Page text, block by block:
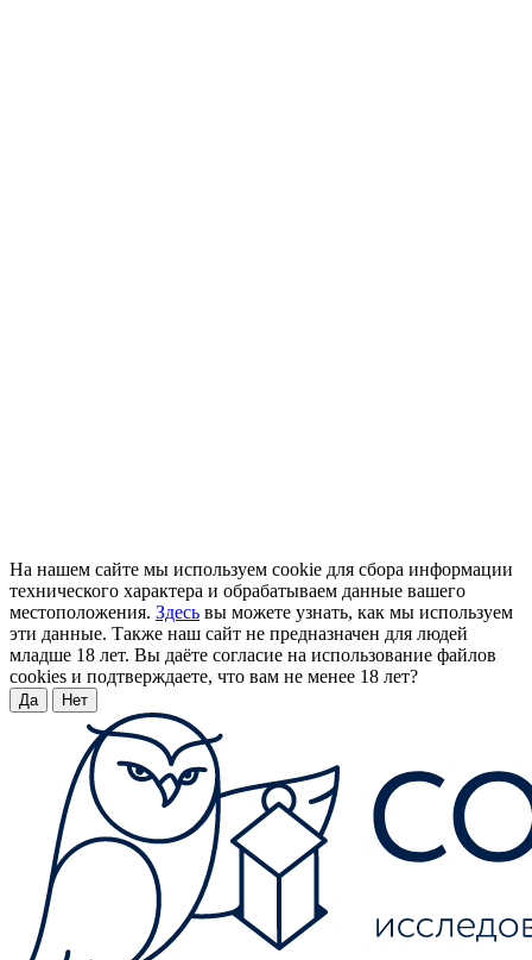
На нашем сайте мы используем cookie для сбора информации
технического характера и обрабатываем данные вашего
местоположения. Здесь вы можете узнать, как мы используем
эти данные. Также наш сайт не предназначен для людей
младше 18 лет. Вы даёте согласие на использование файлов
cookies и подтверждаете, что вам не менее 18 лет?
Да Нет